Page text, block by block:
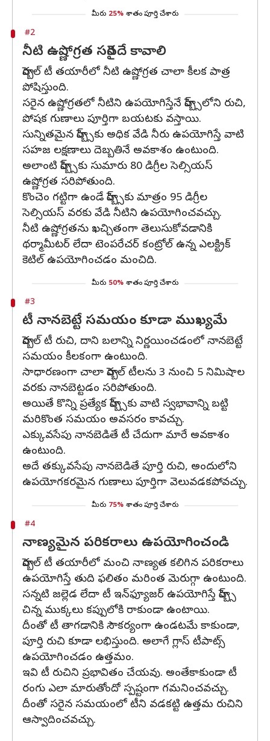
మీరు 25% శాతం పూర్తి చేశారు
#2
నీటి ఉష్ణోగ్రత సరైనదే కావాలి
హెర్బల్ టీ తయారీలో నీటి ఉష్ణోగ్రత చాలా కీలక పాత్ర
పోషిస్తుంది.
సరైన ఉష్ణోగ్రతలో నీటిని ఉపయోగిస్తేనే హెర్బ్స్‌లోని రుచి,
పోషక గుణాలు పూర్తిగా బయటకు వస్తాయి.
సున్నితమైన హెర్బ్స్‌కు అధిక వేడి నీరు ఉపయోగిస్తే వాటి
సహజ లక్షణాలు దెబ్బతినే అవకాశం ఉంటుంది.
అలాంటి హెర్బ్స్‌కు సుమారు 80 డిగ్రీల సెల్సియస్
ఉష్ణోగ్రత సరిపోతుంది.
కొంచెం గట్టిగా ఉండే హెర్బ్స్‌కు మాత్రం 95 డిగ్రీల
సెల్సియస్ వరకు వేడి నీటిని ఉపయోగించవచ్చు.
నీటి ఉష్ణోగ్రతను ఖచ్చితంగా తెలుసుకోవడానికి
థర్మామీటర్ లేదా టెంపరేచర్ కంట్రోల్ ఉన్న ఎలక్ట్రిక్
కెటిల్ ఉపయోగించడం మంచిది.
మీరు 50% శాతం పూర్తి చేశారు
#3
టీ నానబెట్టే సమయం కూడా ముఖ్యమే
హెర్బల్ టీ రుచి, దాని బలాన్ని నిర్ణయించడంలో నానబెట్టే
సమయం కీలకంగా ఉంటుంది.
సాధారణంగా చాలా హెర్బల్ టీలను 3 నుంచి 5 నిమిషాల
వరకు నానబెట్టడం సరిపోతుంది.
అయితే కొన్ని ప్రత్యేక హెర్బ్స్‌కు వాటి స్వభావాన్ని బట్టి
మరికొంత సమయం అవసరం కావచ్చు.
ఎక్కువసేపు నానబెడితే టీ చేదుగా మారే అవకాశం
ఉంటుంది.
అదే తక్కువసేపు నానబెడితే పూర్తి రుచి, అందులోని
ఉపయోగకరమైన గుణాలు పూర్తిగా వెలువడకపోవచ్చు.
మీరు 75% శాతం పూర్తి చేశారు
#4
నాణ్యమైన పరికరాలు ఉపయోగించండి
హెర్బల్ టీ తయారీలో మంచి నాణ్యత కలిగిన పరికరాలు
ఉపయోగిస్తే తుది ఫలితం మరింత మెరుగ్గా ఉంటుంది.
సన్నటి జల్లెడ లేదా టీ ఇన్‌ఫ్యూజర్ ఉపయోగిస్తే హెర్బ్స్
చిన్న ముక్కలు కప్పులోకి రాకుండా ఉంటాయి.
దీంతో టీ తాగడానికి సౌకర్యంగా ఉండటమే కాకుండా,
పూర్తి రుచి కూడా లభిస్తుంది. అలాగే గ్లాస్ టీపాట్స్
ఉపయోగించడం ఉత్తమం.
ఇవి టీ రుచిని ప్రభావితం చేయవు. అంతేకాకుండా టీ
రంగు ఎలా మారుతోందో స్పష్టంగా గమనించవచ్చు.
దీంతో సరైన సమయంలో టీని వడకట్టి ఉత్తమ రుచిని
ఆస్వాదించవచ్చు.